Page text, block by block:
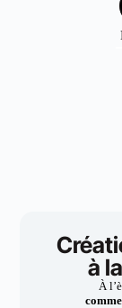
à
À